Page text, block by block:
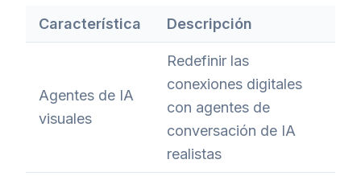
Característica Descripción
Agentes de IA
visuales
Redefinir las
conexiones digitales
con agentes de
conversación de IA
realistas